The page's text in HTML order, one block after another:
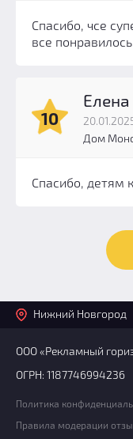
Спасибо, чсе
все понравилось.
10
Елена
Дом
Спасибо, детям
Нижний Новгород
ООО «Рекламный
ОГРН: 1187746994236
Политика
Правила модерации